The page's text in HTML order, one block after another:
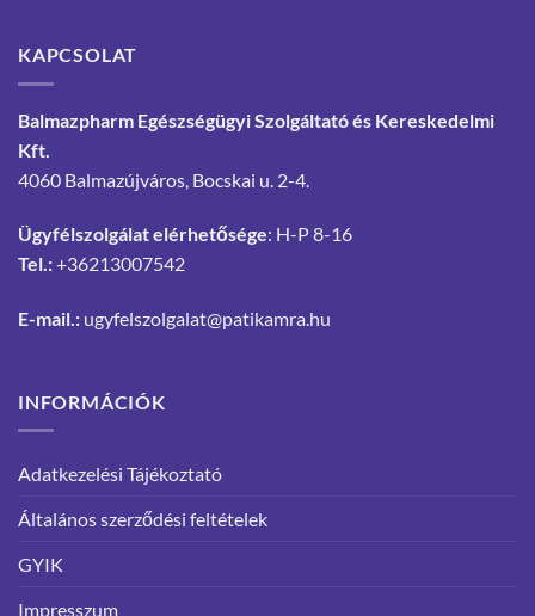
KAPCSOLAT
Balmazpharm Egészségügyi Szolgáltató és Kereskedelmi
Kft.
4060 Balmazújváros, Bocskai u. 2-4.
Ügyfélszolgálat elérhetősége: H-P 8-16
Tel.:+36213007542
E-mail.: ugyfelszolgalat@patikamra.hu
INFORMÁCIÓK
Adatkezelési Tájékoztató
Általános szerződési feltételek
GYIK
Impresszum